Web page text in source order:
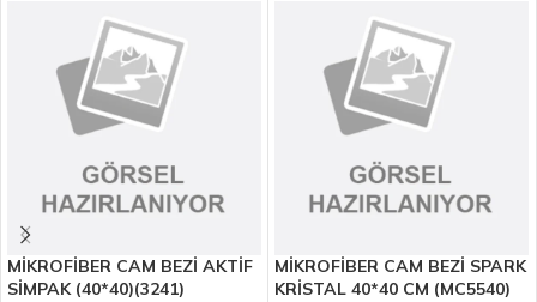
MİKROFİBER CAM BEZİ AKTİF
SİMPAK (40*40)(3241)
MİKROFİBER CAM BEZİ SPARK
KRİSTAL 40*40 CM (MC5540)